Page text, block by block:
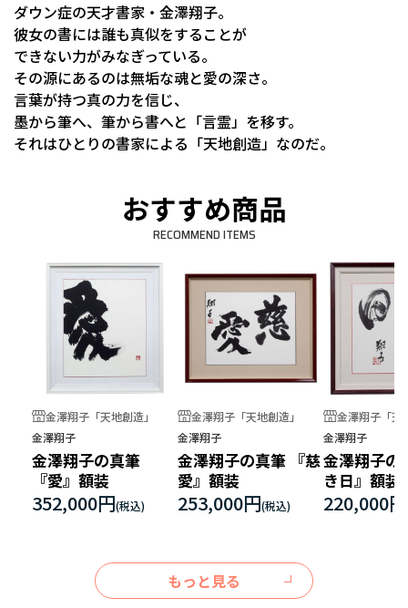
ダウン症の天才書家・金澤翔子。
彼女の書には誰も真似をすることが
できない力がみなぎっている。
その源にあるのは無垢な魂と愛の深さ。
言葉が持つ真の力を信じ、
墨から筆へ、筆から書へと「言霊」を移す。
それはひとりの書家による「天地創造」なのだ。
おすすめ商品
RECOMMEND ITEMS
金澤翔子「天地創造」
金澤翔子
金澤翔子の真筆
『愛』額装
352,000円
金澤翔子「天地創造」
金澤翔子
金澤翔子の真筆 『慈
愛』額装
253,000円
金澤翔子「天
金澤翔子
金澤翔子の
き日』額装
220,000円
もっと見る